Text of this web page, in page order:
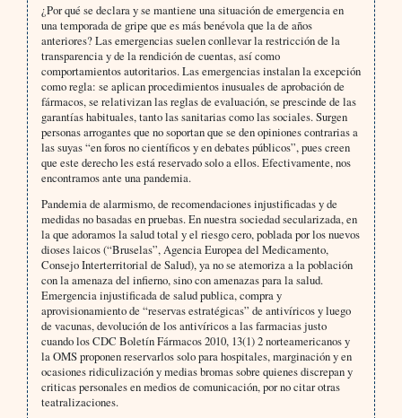
¿Por qué se declara y se mantiene una situación de emergencia en
una temporada de gripe que es más benévola que la de años
anteriores? Las emergencias suelen conllevar la restricción de la
transparencia y de la rendición de cuentas, así como
comportamientos autoritarios. Las emergencias instalan la excepción
como regla: se aplican procedimientos inusuales de aprobación de
fármacos, se relativizan las reglas de evaluación, se prescinde de las
garantías habituales, tanto las sanitarias como las sociales. Surgen
personas arrogantes que no soportan que se den opiniones contrarias a
las suyas “en foros no científicos y en debates públicos”, pues creen
que este derecho les está reservado solo a ellos. Efectivamente, nos
encontramos ante una pandemia.
Pandemia de alarmismo, de recomendaciones injustificadas y de
medidas no basadas en pruebas. En nuestra sociedad secularizada, en
la que adoramos la salud total y el riesgo cero, poblada por los nuevos
dioses laicos (“Bruselas”, Agencia Europea del Medicamento,
Consejo Interterritorial de Salud), ya no se atemoriza a la población
con la amenaza del infierno, sino con amenazas para la salud.
Emergencia injustificada de salud publica, compra y
aprovisionamiento de “reservas estratégicas” de antivíricos y luego
de vacunas, devolución de los antivíricos a las farmacias justo
cuando los CDC Boletín Fármacos 2010, 13(1) 2 norteamericanos y
la OMS proponen reservarlos solo para hospitales, marginación y en
ocasiones ridiculización y medias bromas sobre quienes discrepan y
criticas personales en medios de comunicación, por no citar otras
teatralizaciones.